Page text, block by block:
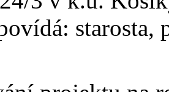
starosta, p.